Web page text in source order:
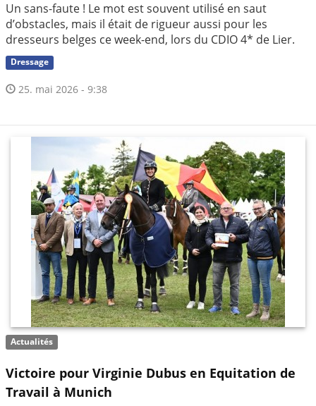
Un sans-faute ! Le mot est souvent utilisé en saut
d’obstacles, mais il était de rigueur aussi pour les
dresseurs belges ce week-end, lors du CDIO 4* de Lier.
Dressage
25. mai 2026 - 9:38
Actualités
Victoire pour Virginie Dubus en Equitation de
Travail à Munich